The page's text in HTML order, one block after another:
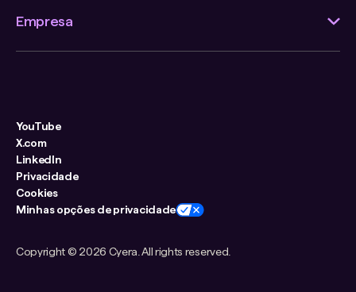
Empresa
Copyright © 2026 Cyera. All rights reserved.
YouTube
X.com
LinkedIn
Privacidade
Cookies
Minhas opções de privacidade